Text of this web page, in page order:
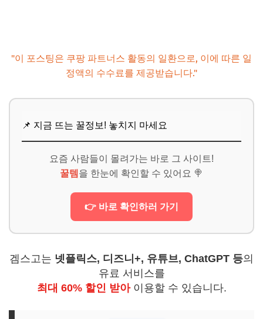
"이 포스팅은 쿠팡 파트너스 활동의 일환으로, 이에 따른 일
정액의 수수료를 제공받습니다."
📌 지금 뜨는 꿀정보! 놓치지 마세요
요즘 사람들이 몰려가는 바로 그 사이트!
꿀템 을 한눈에 확인할 수 있어요 🍭
👉 바로 확인하러 가기
겜스고는 넷플릭스, 디즈니+, 유튜브, ChatGPT 등의
유료 서비스를
최대 60% 할인 받아이용할 수 있습니다.